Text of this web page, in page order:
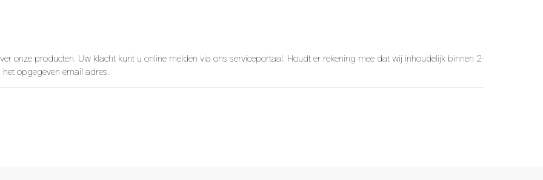
onze producten. Uw klacht kunt u online melden via ons serviceportaal. Houdt er rekening mee dat wij inhoudelijk binnen 2-
opgegeven email adres.